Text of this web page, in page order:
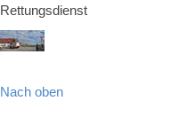
Rettungsdienst
Nach oben